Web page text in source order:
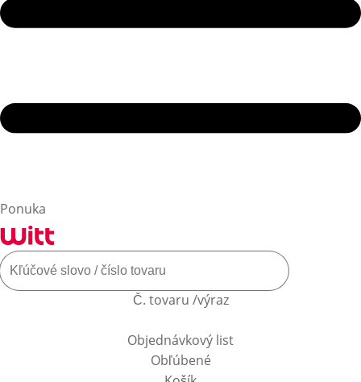
Ponuka
Č. tovaru /výraz
Objednávkový list
Obľúbené